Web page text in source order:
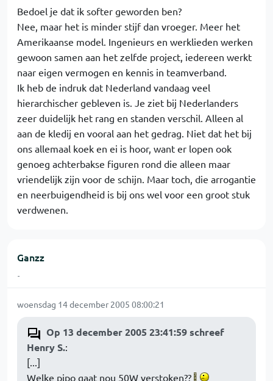
Bedoel je dat ik softer geworden ben?
Nee, maar het is minder stijf dan vroeger. Meer het
Amerikaanse model. Ingenieurs en werklieden werken
gewoon samen aan het zelfde project, iedereen werkt
naar eigen vermogen en kennis in teamverband.
Ik heb de indruk dat Nederland vandaag veel
hierarchischer gebleven is. Je ziet bij Nederlanders
zeer duidelijk het rang en standen verschil. Alleen al
aan de kledij en vooral aan het gedrag. Niet dat het bij
ons allemaal koek en ei is hoor, want er lopen ook
genoeg achterbakse figuren rond die alleen maar
vriendelijk zijn voor de schijn. Maar toch, die arrogantie
en neerbuigendheid is bij ons wel voor een groot stuk
verdwenen.
Ganzz
-
woensdag 14 december 2005 08:00:21
Op 13 december 2005 23:41:59 schreef
Henry S.:
[...]
Welke pipo gaat nou 50W verstoken??